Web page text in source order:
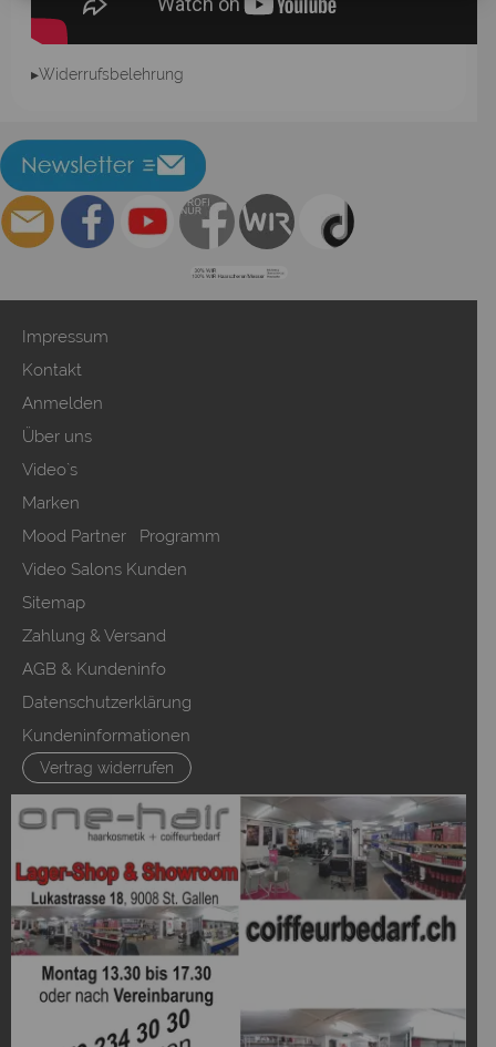
▸Widerrufsbelehrung
Impressum
Kontakt
Anmelden
Über uns
Video`s
Marken
Mood Partner Programm
Video Salons Kunden
Sitemap
Zahlung & Versand
AGB & Kundeninfo
Datenschutzerklärung
Kundeninformationen
Vertrag widerrufen